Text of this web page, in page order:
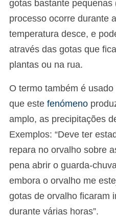
gotas bastante pequenas
processo ocorre durante
temperatura desce, e
através das gotas que
plantas ou na rua.
O termo também é
que este fenómeno
amplo, as precipitações
Exemplos: “Deve ter
repara no orvalho sobre
pena abrir o guarda-
embora o orvalho me
gotas de orvalho ficaram
durante várias horas”.